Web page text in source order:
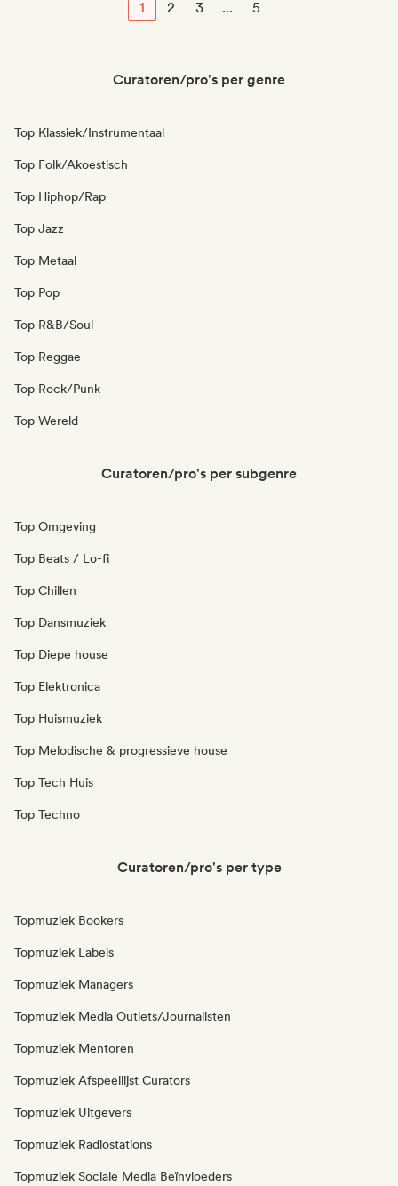
1 2 3 ... 5
Curatoren/pro's per genre
Top Klassiek/Instrumentaal
Top Folk/Akoestisch
Top Hiphop/Rap
Top Jazz
Top Metaal
Top Pop
Top R&B/Soul
Top Reggae
Top Rock/Punk
Top Wereld
Curatoren/pro's per subgenre
Top Omgeving
Top Beats / Lo-fi
Top Chillen
Top Dansmuziek
Top Diepe house
Top Elektronica
Top Huismuziek
Top Melodische & progressieve house
Top Tech Huis
Top Techno
Curatoren/pro's per type
Topmuziek Bookers
Topmuziek Labels
Topmuziek Managers
Topmuziek Media Outlets/Journalisten
Topmuziek Mentoren
Topmuziek Afspeellijst Curators
Topmuziek Uitgevers
Topmuziek Radiostations
Topmuziek Sociale Media Beïnvloeders